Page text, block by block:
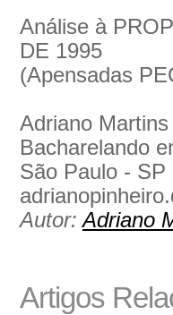
Análise à
DE 1995
(Apensadas
Adriano
Bacharelando
São Paulo - SP
Autor:Adriano
Artigos